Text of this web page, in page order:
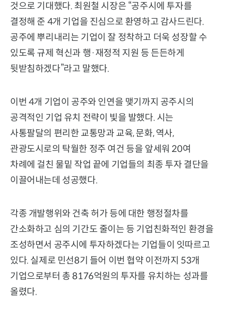
것으로 기대했다. 최원철 시장은 “공주시에 투자를
결정해 준 4개 기업을 진심으로 환영하고 감사드린다.
공주에 뿌리내리는 기업이 잘 정착하고 더욱 성장할 수
있도록 규제 혁신과 행·재정적 지원 등 든든하게
뒷받침하겠다”라고 말했다.
이번 4개 기업이 공주와 인연을 맺기까지 공주시의
공격적인 기업 유치 전략이 빛을 발했다. 시는
사통팔달의 편리한 교통망과 교육, 문화, 역사,
관광도시로의 탁월한 정주 여건 등을 앞세워 20여
차례에 걸친 물밑 작업 끝에 기업들의 최종 투자 결단을
이끌어내는데 성공했다.
각종 개발행위와 건축 허가 등에 대한 행정절차를
간소화하고 심의 기간도 줄이는 등 기업친화적인 환경을
조성하면서 공주시에 투자하겠다는 기업들이 잇따르고
있다. 실제로 민선8기 들어 이번 협약 이전까지 53개
기업으로부터 총 8176억원의 투자를 유치하는 성과를
올렸다.